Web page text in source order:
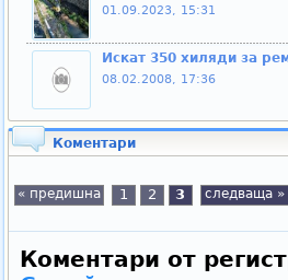
01.09.2023, 15:31
Искат 350 хиляди за
08.02.2008, 17:36
Коментари
« предишна 1 2 3 следваща »
Коментари от